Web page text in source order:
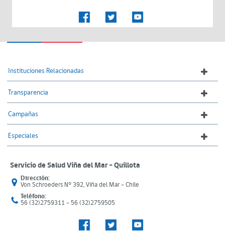
Instituciones Relacionadas
Transparencia
Campañas
Especiales
Servicio de Salud Viña del Mar – Quillota
Dirección:
Von Schroeders N° 392, Viña del Mar - Chile
Teléfono:
56 (32)2759311 - 56 (32)2759505